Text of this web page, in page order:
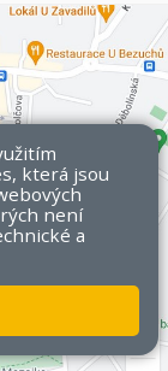
která jsou
není
a